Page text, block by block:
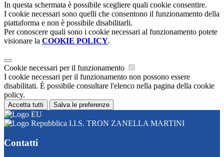
In questa schermata è possibile scegliere quali cookie consentire.
I cookie necessari sono quelli che consentono il funzionamento della
piattaforma e non è possibile disabilitarli.
Per conoscere quali sono i cookie necessari al funzionamento potete
visionare la COOKIE POLICY.
Cookie necessari per il funzionamento
I cookie necessari per il funzionamento non possono essere
disabilitati. È possibile consultare l'elenco nella pagina della cookie
policy.
Accetta tutti Salva le preferenze
I.I.S. TRON ZANELLA MARTINI
Contatti